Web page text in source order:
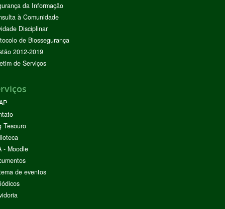
da Informação
à Comunidade
Disciplinar
de Biossegurança
2012-2019
de Serviços
Tesouro
- Moodle
de eventos